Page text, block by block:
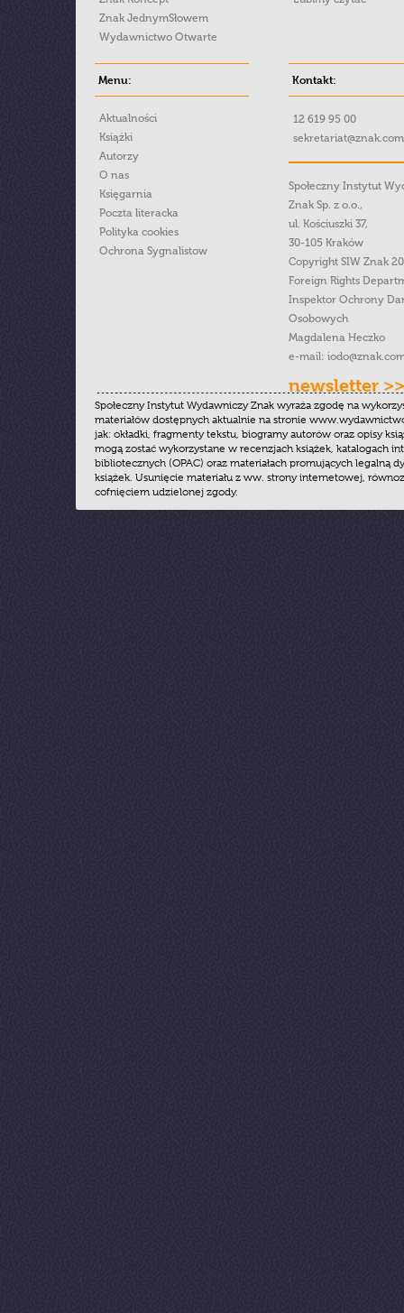
Znak JednymSłowem
Wydawnictwo Otwarte
Menu:
Aktualności
Książki
Autorzy
O nas
Księgarnia
Poczta literacka
Polityka cookies
Ochrona Sygnalistow
Kontakt:
12 619 95 00
Społeczny Instytut
Znak Sp. z o.o.,
ul. Kościuszki 37,
30-105 Kraków
Copyright SIW Znak
Foreign Rights
Inspektor Ochrony
Osobowych
Magdalena Heczko
e-mail:
newsletter >>
Społeczny Instytut Wydawniczy Znak wyraża zgodę na
materiałów dostępnych aktualnie na stronie
jak: okładki, fragmenty tekstu, biogramy autorów oraz opisy
mogą zostać wykorzystane w recenzjach książek, katalogach
bibliotecznych (OPAC) oraz materiałach promujących legalną
książek. Usunięcie materiału z ww. strony internetowej,
cofnięciem udzielonej zgody.